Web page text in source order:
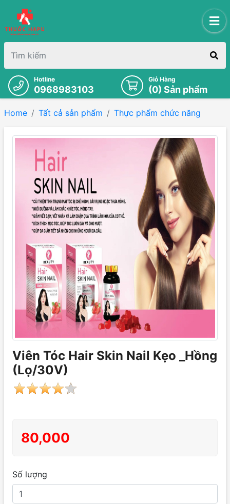
Hotline
0968983103
Giỏ Hàng
(0) Sản phẩm
Home Tất cả sản phẩm Thực phẩm chức năng
Viên Tóc Hair Skin Nail Kẹo _Hồng
(Lọ/30V)
80,000
Số lượng